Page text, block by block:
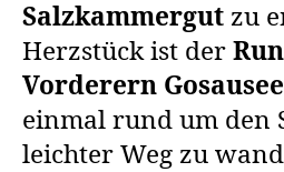
Salzkammergut zu
Herzstück ist der
Vorderern Gosausee
einmal rund um den
leichter Weg zu